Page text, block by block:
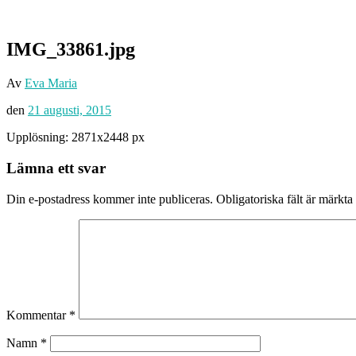
IMG_33861.jpg
Av Eva Maria
den 21 augusti, 2015
Upplösning: 2871x2448 px
Lämna ett svar
Din e-postadress kommer inte publiceras. Obligatoriska fält är märkta
Kommentar *
Namn *